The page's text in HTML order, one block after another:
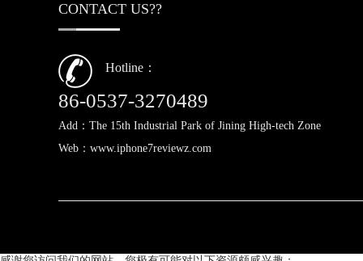
CONTACT US??
Hotline：
+86-0537-3270489
Add：The 15th Industrial Park of Jining High-tech Zone
Web：www.iphone7reviewz.com